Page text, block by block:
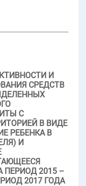
И
СРЕДСТВ
С
В ВИДЕ
РЕБЕНКА В
И
2015 –
2017 ГОДА